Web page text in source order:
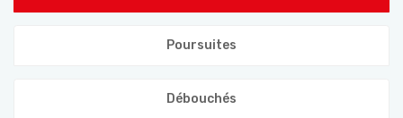
Poursuites
Débouchés